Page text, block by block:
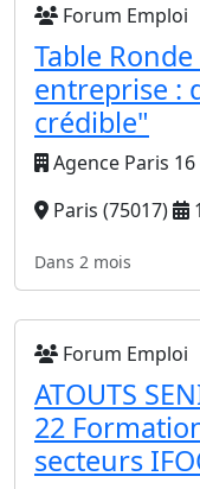
Forum Emploi
Table
entreprise :
crédible"
Agence Paris
Paris (75017)
Dans 2 mois
Forum Emploi
ATOUTS
22
secteurs